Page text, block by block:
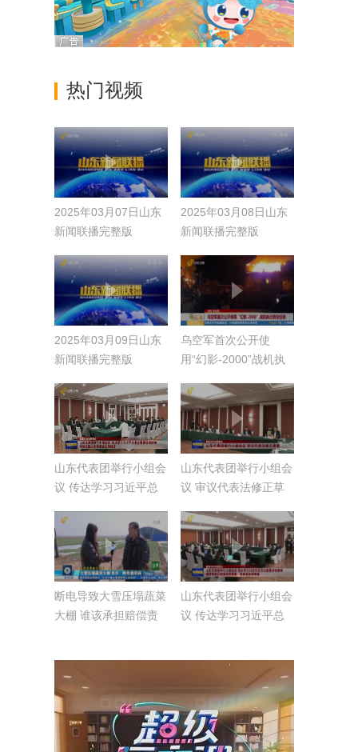
热门视频
2025年03月07日山东
新闻联播完整版
2025年03月08日山东
新闻联播完整版
2025年03月09日山东
新闻联播完整版
乌空军首次公开使
用“幻影-2000”战机执
山东代表团举行小组会
议 传达学习习近平总
议全国人大常委会工作
报告【直通2025全国
两会】
山东代表团举行小组会
议 审议代表法修正草
会】
断电导致大雪压塌蔬菜
大棚 谁该承担赔偿责
山东代表团举行小组会
议 传达学习习近平总
案、预算报告和草案
【直通2025全国两
会】